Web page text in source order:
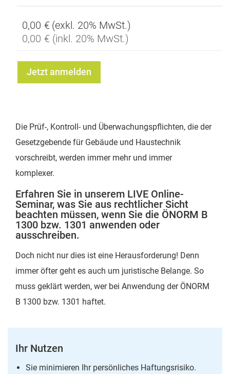
0,00 €
0,00 €
Jetzt anmelden
Die Prüf-, Kontroll- und Überwachungspflichten, die der
Gesetzgebende für Gebäude und Haustechnik
vorschreibt, werden immer mehr und immer
komplexer.
Erfahren Sie in unserem LIVE Online-
Seminar, was Sie aus rechtlicher Sicht
beachten müssen, wenn Sie die ÖNORM B
1300 bzw. 1301 anwenden oder
ausschreiben.
Doch nicht nur dies ist eine Herausforderung! Denn
immer öfter geht es auch um juristische Belange. So
muss geklärt werden, wer bei Anwendung der ÖNORM
B 1300 bzw. 1301 haftet.
Ihr Nutzen
Sie minimieren Ihr persönliches Haftungsrisiko.